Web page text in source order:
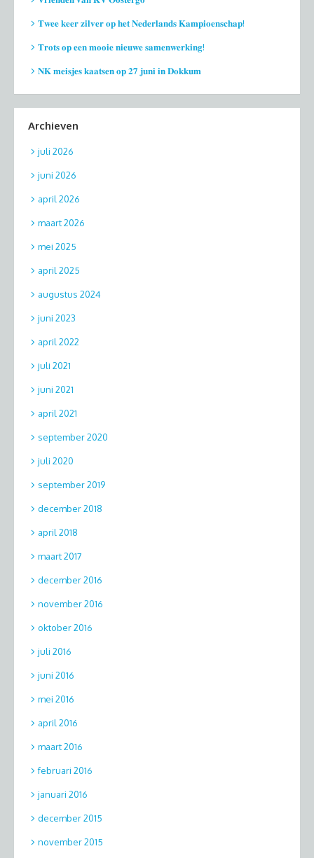
𝐓𝐰𝐞𝐞 𝐤𝐞𝐞𝐫 𝐳𝐢𝐥𝐯𝐞𝐫 𝐨𝐩 𝐡𝐞𝐭 𝐍𝐞𝐝𝐞𝐫𝐥𝐚𝐧𝐝𝐬 𝐊𝐚𝐦𝐩𝐢𝐨𝐞𝐧𝐬𝐜𝐡𝐚𝐩!
𝐓𝐫𝐨𝐭𝐬 𝐨𝐩 𝐞𝐞𝐧 𝐦𝐨𝐨𝐢𝐞 𝐧𝐢𝐞𝐮𝐰𝐞 𝐬𝐚𝐦𝐞𝐧𝐰𝐞𝐫𝐤𝐢𝐧𝐠!
𝐍𝐊 𝐦𝐞𝐢𝐬𝐣𝐞𝐬 𝐤𝐚𝐚𝐭𝐬𝐞𝐧 𝐨𝐩 𝟐𝟕 𝐣𝐮𝐧𝐢 𝐢𝐧 𝐃𝐨𝐤𝐤𝐮𝐦
Archieven
juli 2026
juni 2026
april 2026
maart 2026
mei 2025
april 2025
augustus 2024
juni 2023
april 2022
juli 2021
juni 2021
april 2021
september 2020
juli 2020
september 2019
december 2018
april 2018
maart 2017
december 2016
november 2016
oktober 2016
juli 2016
juni 2016
mei 2016
april 2016
maart 2016
februari 2016
januari 2016
december 2015
november 2015